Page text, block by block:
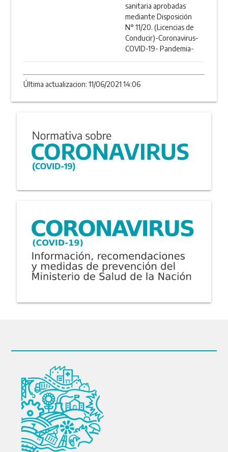
sanitaria aprobadas
mediante Disposición
N° 11/20. (Licencias de
Conducir)-Coronavirus-
COVID-19- Pandemia-
Última actualizacion: 11/06/2021 14:06